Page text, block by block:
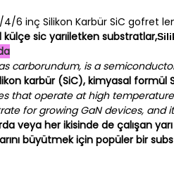
6 inç Silikon Karbür SiC gofret
sic yarıiletken substratlar,
carborundum, is a
karbür (SiC), kimyasal formül
that operate at high
for growing GaN devices, and
veya her ikisinde de çalışan
büyütmek için popüler bir